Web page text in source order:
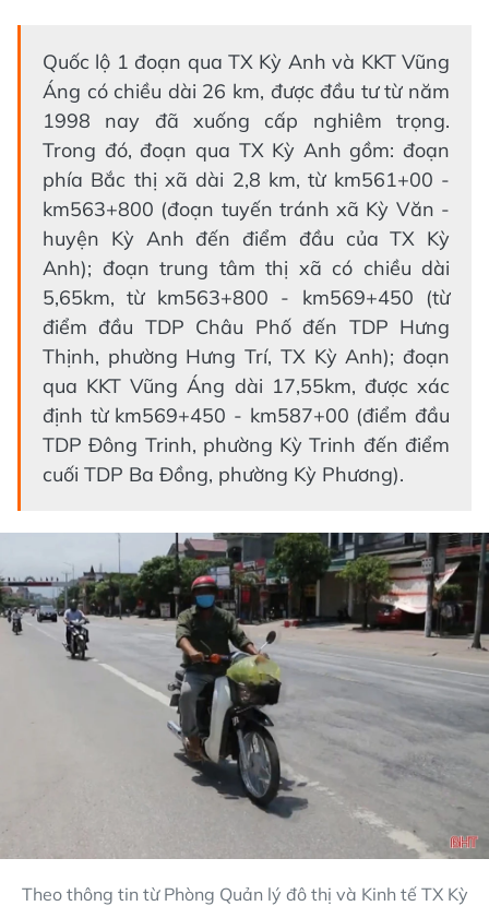
Quốc lộ 1 đoạn qua TX Kỳ Anh và KKT Vũng
Áng có chiều dài 26 km, được đầu tư từ năm
1998 nay đã xuống cấp nghiêm trọng.
Trong đó, đoạn qua TX Kỳ Anh gồm: đoạn
phía Bắc thị xã dài 2,8 km, từ km561+00 -
km563+800 (đoạn tuyến tránh xã Kỳ Văn -
huyện Kỳ Anh đến điểm đầu của TX Kỳ
Anh); đoạn trung tâm thị xã có chiều dài
5,65km, từ km563+800 - km569+450 (từ
điểm đầu TDP Châu Phố đến TDP Hưng
Thịnh, phường Hưng Trí, TX Kỳ Anh); đoạn
qua KKT Vũng Áng dài 17,55km, được xác
định từ km569+450 - km587+00 (điểm đầu
TDP Đông Trinh, phường Kỳ Trinh đến điểm
cuối TDP Ba Đồng, phường Kỳ Phương).
Theo thông tin từ Phòng Quản lý đô thị và Kinh tế TX Kỳ